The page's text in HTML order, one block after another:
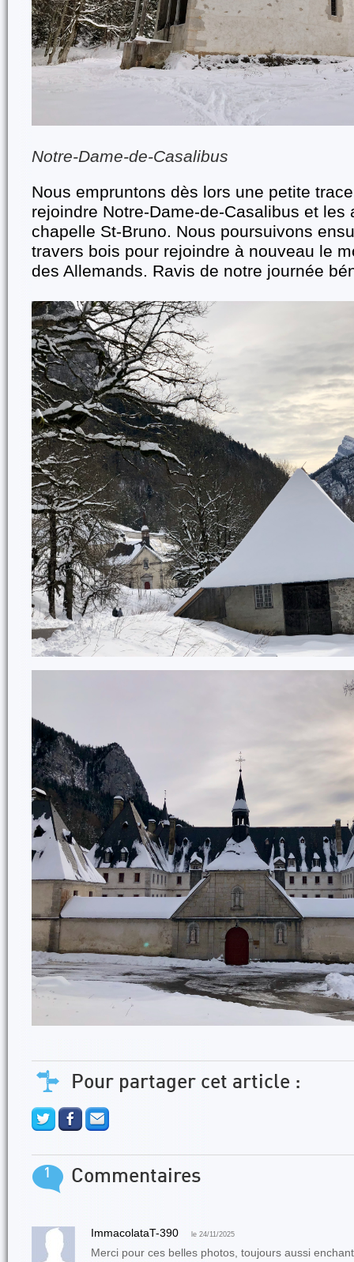
Notre-Dame-de-Casalibus
Nous empruntons dès lors une petite
rejoindre Notre-Dame-de-Casalibus et les
chapelle St-Bruno. Nous poursuivons
travers bois pour rejoindre à nouveau le
des Allemands. Ravis de notre journée
Pour partager cet article :
1 Commentaires
ImmacolataT-390 le 24/11/2025
Merci pour ces belles photos, toujours aussi